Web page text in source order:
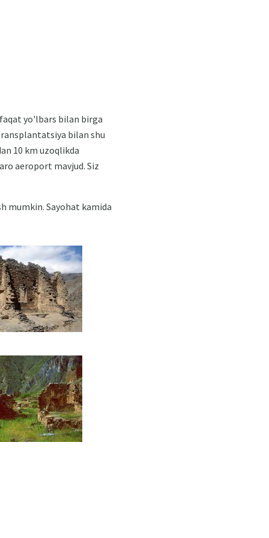
yo'lbars bilan birga
bilan shu
10 km uzoqlikda
aeroport mavjud. Siz
mumkin. Sayohat kamida